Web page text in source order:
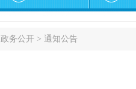
政务公开 > 通知公告